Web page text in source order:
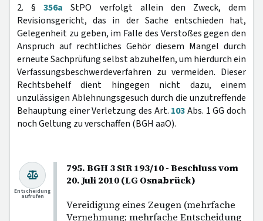
2. §356a StPO verfolgt allein den Zweck, dem
Revisionsgericht, das in der Sache entschieden hat,
Gelegenheit zu geben, im Falle des Verstoßes gegen den
Anspruch auf rechtliches Gehör diesem Mangel durch
erneute Sachprüfung selbst abzuhelfen, um hierdurch ein
Verfassungsbeschwerdeverfahren zu vermeiden. Dieser
Rechtsbehelf dient hingegen nicht dazu, einem
unzulässigen Ablehnungsgesuch durch die unzutreffende
Behauptung einer Verletzung des Art. 103Abs. 1 GG doch
noch Geltung zu verschaffen (BGH aaO).
795. BGH 3 StR 193/10 - Beschluss vom
20. Juli 2010 (LG Osnabrück)
Vereidigung eines Zeugen (mehrfache
Vernehmung; mehrfache Entscheidung
Entscheidung
aufrufen